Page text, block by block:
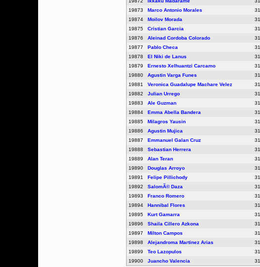
19873
Marco Antonio Morales
31
19874
Moilov Morada
31
19875
Cristian Garcia
31
19876
Aleinad Cordoba Colorado
31
19877
Pablo Checa
31
19878
El Niki de Lanus
31
19879
Ernesto Xelhuantzi Carcamo
31
19880
Agustin Varga Funes
31
19881
Veronica Guadalupe Machare Velez
31
19882
Julian Urrego
31
19883
Ale Guzman
31
19884
Emma Abella Bandera
31
19885
Milagros Yausin
31
19886
Agustin Mujica
31
19887
Emmanuel Galan Cruz
31
19888
Sebastian Herrera
31
19889
Alan Teran
31
19890
Douglas Arroyo
31
19891
Felipe Pillichody
31
19892
SalomÃ© Daza
31
19893
Franco Romero
31
19894
Hannibal Flores
31
19895
Kurt Gamarra
31
19896
Shaila Cillero Azkona
31
19897
Milton Campos
31
19898
Alejandroma Martinez Arias
31
19899
Teo Lazopulos
31
19900
Juancho Valencia 31